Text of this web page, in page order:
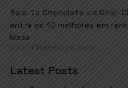
Bolo De Chocolate em Chor-
entre os 10 melhores em
Mesa
3 DE SETEMBRO DE 2020
Latest Posts